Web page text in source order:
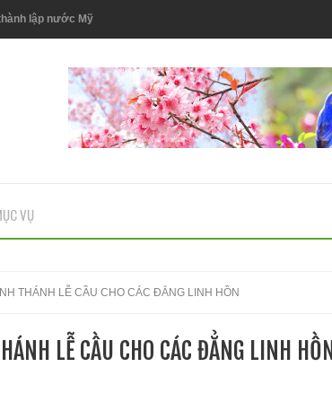
lập nước Mỹ
Trương Bửu Diệp
VỤ
THÁNH LỄ CẦU CHO CÁC ĐẲNG LINH HỒN
LỄ CẦU CHO CÁC ĐẲNG LINH HỒN